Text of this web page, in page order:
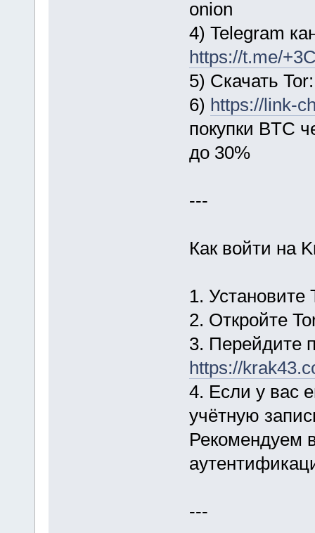
onion
4) Telegram
https://t.me/
5) Скачать
6) https://link-
покупки BTC
до 30%
---
Как войти на
1. Установите
2. Откройте
3. Перейдите
https://
4. Если у вас
учётную
Рекомендуем
---